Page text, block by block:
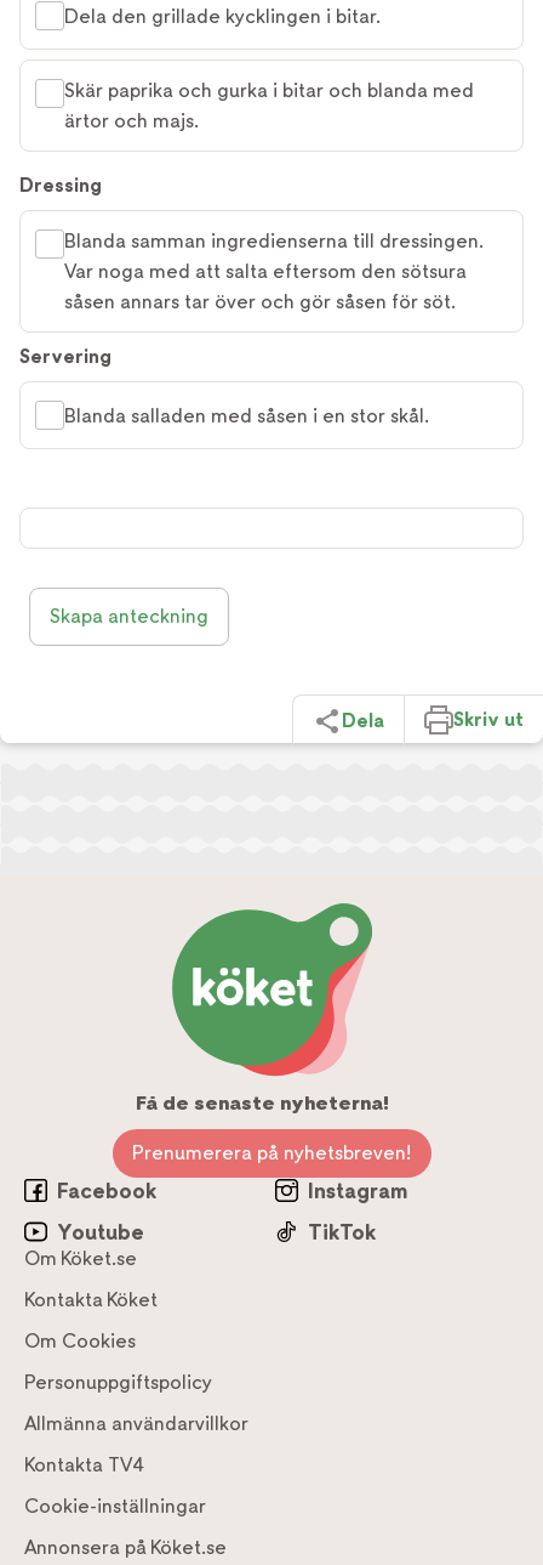
Dela den grillade kycklingen i bitar.
Skär paprika och gurka i bitar och blanda med
ärtor och majs.
Dressing
Blanda samman ingredienserna till dressingen.
Var noga med att salta eftersom den sötsura
såsen annars tar över och gör såsen för söt.
Servering
Blanda salladen med såsen i en stor skål.
Skapa anteckning
Dela Skriv ut
Få de senaste nyheterna!
Prenumerera på nyhetsbreven!
Facebook
Instagram
Youtube
TikTok
Om Köket.se
Kontakta Köket
Om Cookies
Personuppgiftspolicy
Allmänna användarvillkor
Kontakta TV4
Cookie-inställningar
Annonsera på Köket.se